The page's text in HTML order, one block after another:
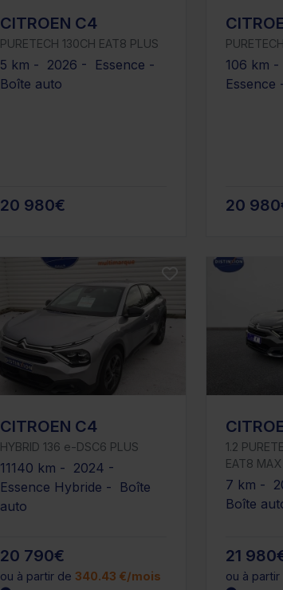
CITROEN C4
PURETECH 130CH EAT8 PLUS
5 km - 2026 - Essence -
Boîte auto
20 980€
106 km
20
CITROEN C4
HYBRID 136 e-DSC6 PLUS
11140 km - 2024 -
Essence Hybride - Boîte
auto
20 790€
ou à partir de 340.43 €/mois
1.2
EAT8 MAX
7 km -
Boîte
21
ou à partir